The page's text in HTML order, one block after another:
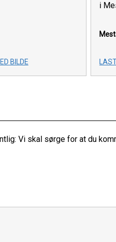
BILDE
i
Vi skal sørge for at du